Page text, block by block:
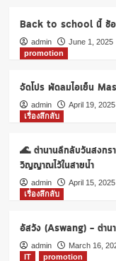
Back to school นี้ ช้
admin June 1, 2025
promotion
จัดโปร พัดลมไอเย็น
admin April 19, 2025
เรื่องลึกลับ
🌊 ตำนานลึกลับวันสงกร
วิญญาณไว้ในสายน้ำ
admin April 15, 2025
เรื่องลึกลับ
อัสวัง (Aswang) – ตำน
admin March 16,
IT
promotion